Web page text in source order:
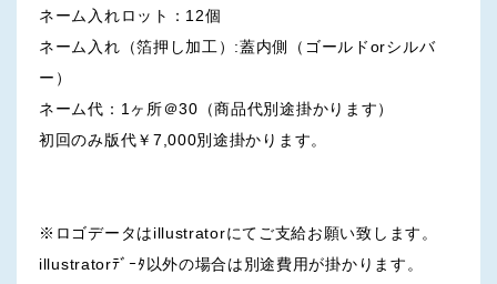
ネーム入れロット：12個
ネーム入れ（箔押し加工）:蓋内側（ゴールドorシルバ
ー）
ネーム代：1ヶ所＠30（商品代別途掛かります）
初回のみ版代￥7,000別途掛かります。
※ロゴデータはillustratorにてご支給お願い致します。
illustratorﾃﾞｰﾀ以外の場合は別途費用が掛かります。